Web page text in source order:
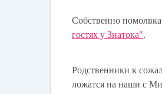
Собственно
гостях у Знатока".
Родственники к
ложатся на наши с